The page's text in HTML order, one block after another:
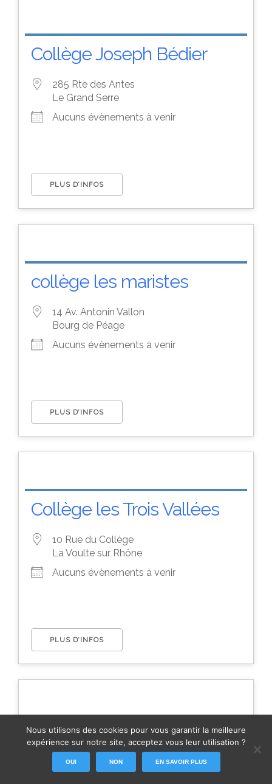
Collège Joseph Bédier
285 Rte des Antes
Le Grand Serre
Aucuns évènements à venir
PLUS D’INFOS
collège les maristes
14 Av. Antonin Vallon
Bourg de Péage
Aucuns évènements à venir
PLUS D’INFOS
Collège les Trois Vallées
10 Rue du Collège
La Voulte sur Rhône
Aucuns évènements à venir
PLUS D’INFOS
Collège Louis Jouvet
Rue Claude Jacquillat
Nous utilisons des cookies pour vous garantir la meilleure
expérience sur notre site, acceptez vous leur utilisation ?
OUI NON EN SAVOIR PLUS